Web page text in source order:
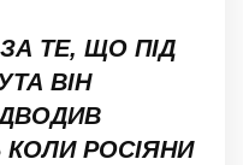
ТЕ, ЩО ПІД
ВІН
КОЛИ РОСІЯНИ